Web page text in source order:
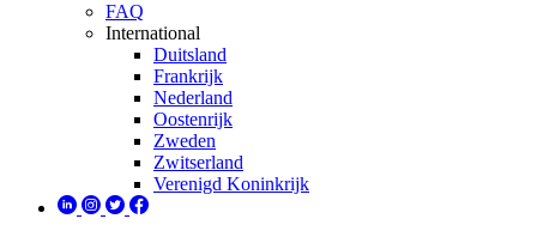
FAQ
International
Duitsland
Frankrijk
Nederland
Oostenrijk
Zweden
Zwitserland
Verenigd Koninkrijk